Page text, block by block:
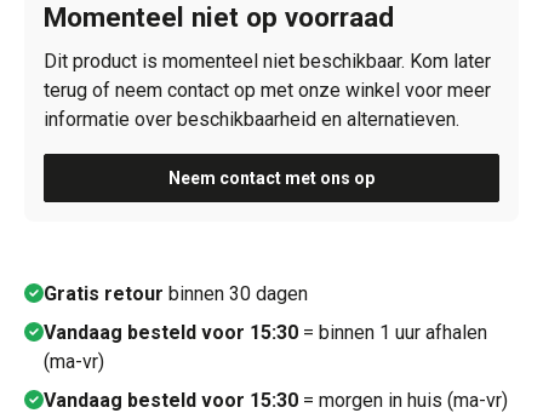
Momenteel niet op voorraad
Dit product is momenteel niet beschikbaar. Kom later
terug of neem contact op met onze winkel voor meer
informatie over beschikbaarheid en alternatieven.
Neem contact met ons op
Gratis retour binnen 30 dagen
Vandaag besteld voor 15:30 = binnen 1 uur afhalen
(ma-vr)
Vandaag besteld voor 15:30 = morgen in huis (ma-vr)